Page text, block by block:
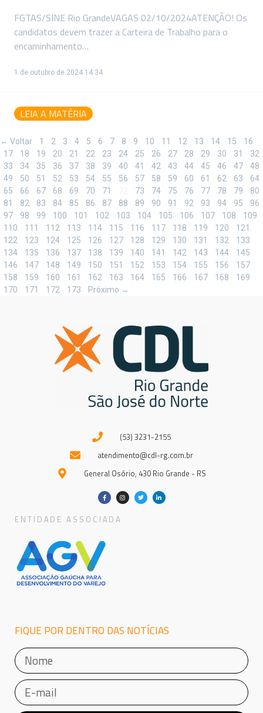
FGTAS/SINE Rio GrandeVAGAS 02/10/2024ATENÇÃO! Os
candidatos devem trazer a Carteira de Trabalho para o
encaminhamento…
1 de outubro de 2024 14:34
LEIA A MATÉRIA
← Voltar 1 2 3 4 5 6 7 8 9 10 11 12 13 14 15
16
17
18 19 20 21 22 23 24 25 26 27 28 29 30 31
32
33
34 35 36 37 38 39 40 41 42 43 44 45 46 47
48
49
50 51 52 53 54 55 56 57 58 59 60 61 62 63
64
65
66 67 68 69 70 71 73 74 75 76 77 78 79
80
81
82 83 84 85 86 87 88 89 90 91 92 93 94 95
96
97
98 99 100 101 102 103 104 105 106 107 108
109
110
111 112 113 114 115 116 117 118 119 120
121
122
123 124 125 126 127 128 129 130 131 132
133
134
135 136 137 138 139 140 141 142 143 144
145
146
147 148 149 150 151 152 153 154 155 156
157
158
159 160 161 162 163 164 165 166 167 168
169
170
171 172 173 Próximo →
(53) 3231-2155
atendimento@cdl-rg.com.br
General Osório, 430 Rio Grande - RS
ENTIDADE ASSOCIADA
FIQUE POR DENTRO DAS NOTÍCIAS